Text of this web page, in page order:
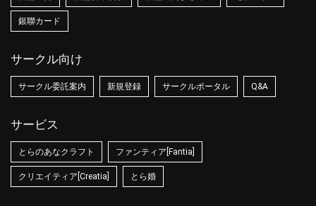
銀聯カード
サークル向け
サークル委託案内 新規登録 サークルポータル Q&A
サービス
とらのあなクラフト ファンティア[Fantia]
クリエイティア[Creatia] とら婚